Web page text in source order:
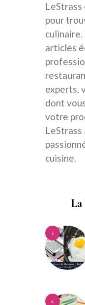
pour
culinaire.
articles
experts,
dont
votre
LeStrass
cuisine.
La
1
2